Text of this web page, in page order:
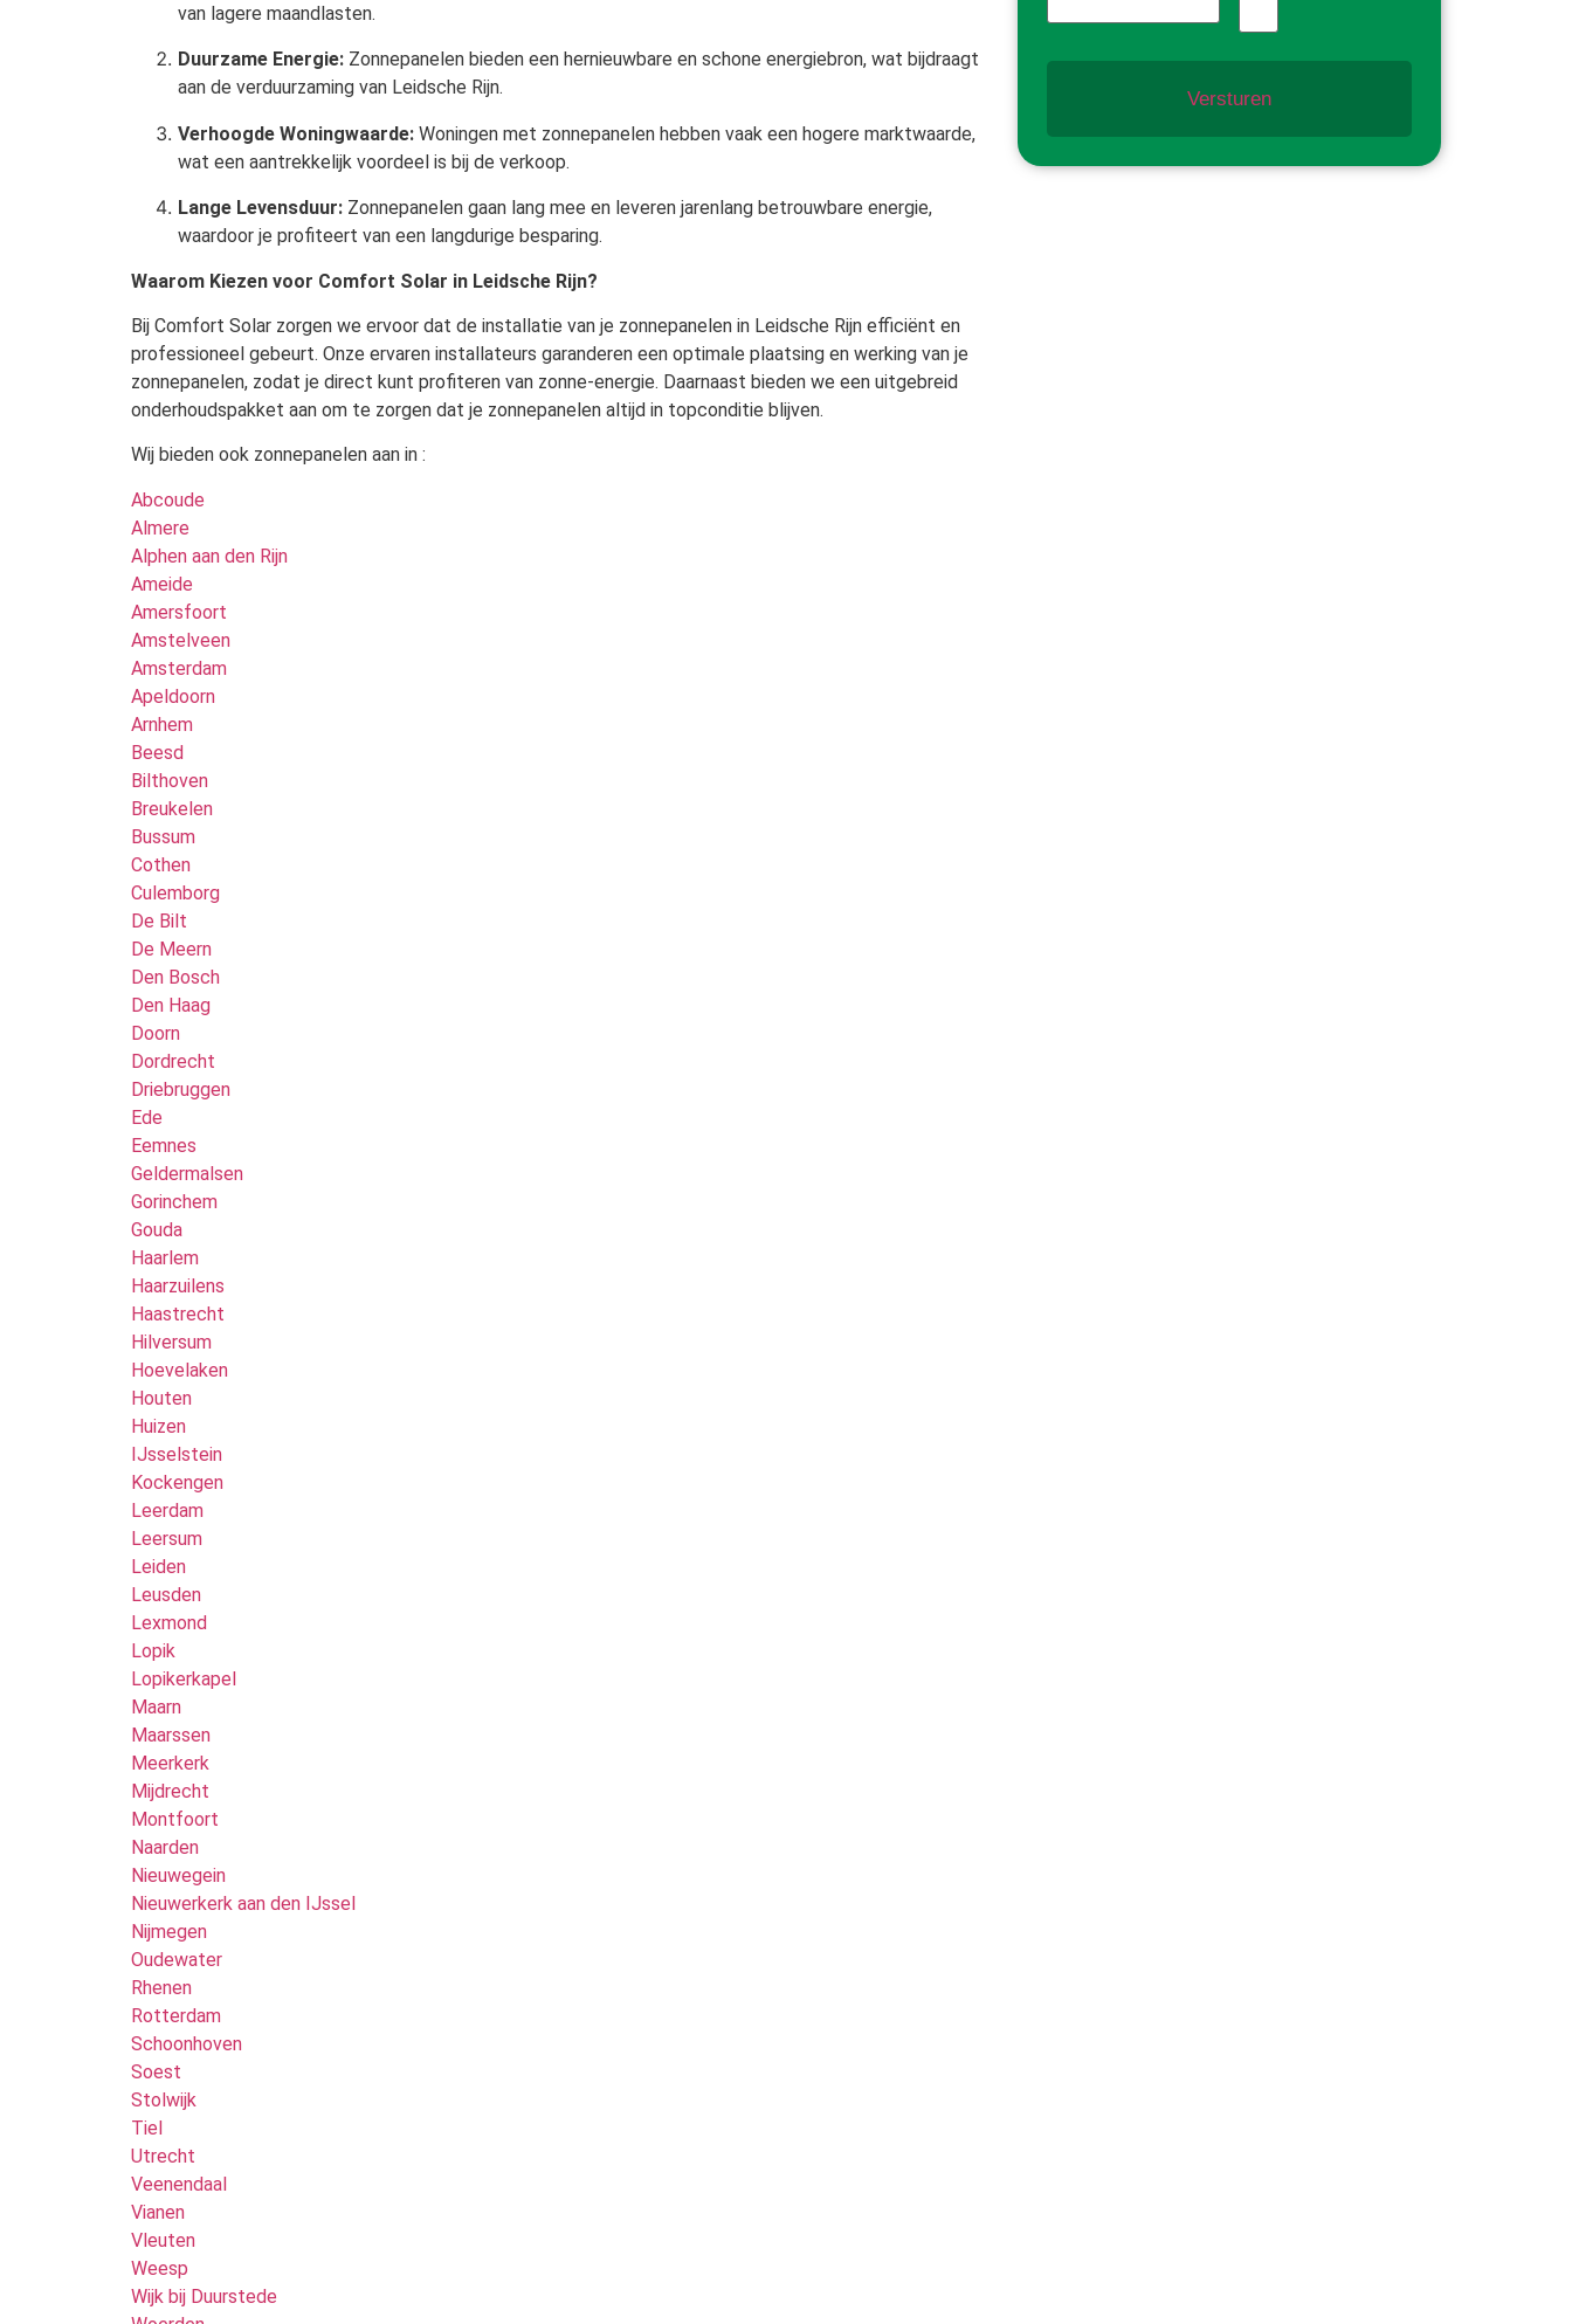
van lagere maandlasten.
Duurzame Energie: Zonnepanelen bieden een hernieuwbare en schone energiebron, wat bijdraagt
aan de verduurzaming van Leidsche Rijn.
Verhoogde Woningwaarde: Woningen met zonnepanelen hebben vaak een hogere marktwaarde,
wat een aantrekkelijk voordeel is bij de verkoop.
Lange Levensduur: Zonnepanelen gaan lang mee en leveren jarenlang betrouwbare energie,
waardoor je profiteert van een langdurige besparing.
Waarom Kiezen voor Comfort Solar in Leidsche Rijn?
Bij Comfort Solar zorgen we ervoor dat de installatie van je zonnepanelen in Leidsche Rijn efficiënt en
professioneel gebeurt. Onze ervaren installateurs garanderen een optimale plaatsing en werking van je
zonnepanelen, zodat je direct kunt profiteren van zonne-energie. Daarnaast bieden we een uitgebreid
onderhoudspakket aan om te zorgen dat je zonnepanelen altijd in topconditie blijven.
Wij bieden ook zonnepanelen aan in :
Abcoude
Almere
Alphen aan den Rijn
Ameide
Amersfoort
Amstelveen
Amsterdam
Apeldoorn
Arnhem
Beesd
Bilthoven
Breukelen
Bussum
Cothen
Culemborg
De Bilt
De Meern
Den Bosch
Den Haag
Doorn
Dordrecht
Driebruggen
Ede
Eemnes
Geldermalsen
Gorinchem
Gouda
Haarlem
Haarzuilens
Haastrecht
Hilversum
Hoevelaken
Houten
Huizen
IJsselstein
Kockengen
Leerdam
Leersum
Leiden
Leusden
Lexmond
Lopik
Lopikerkapel
Maarn
Maarssen
Meerkerk
Mijdrecht
Montfoort
Naarden
Nieuwegein
Nieuwerkerk aan den IJssel
Nijmegen
Oudewater
Rhenen
Rotterdam
Schoonhoven
Soest
Stolwijk
Tiel
Utrecht
Veenendaal
Vianen
Vleuten
Weesp
Wijk bij Duurstede